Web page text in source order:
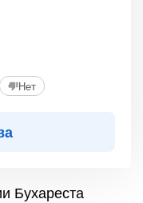
Нет
Бухареста